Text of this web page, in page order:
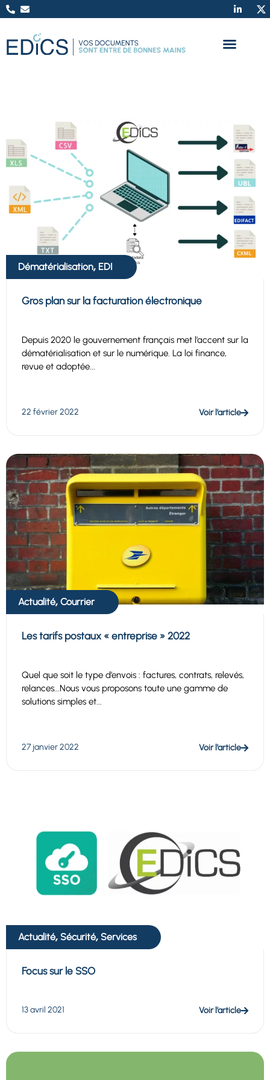
Dématérialisation, EDI
Gros plan sur la facturation électronique
Depuis 2020 le gouvernement français met l’accent sur la
dématérialisation et sur le numérique. La loi finance,
revue et adoptée...
22 février 2022 Voir l’article
Actualité, Courrier
Les tarifs postaux « entreprise » 2022
Quel que soit le type d’envois : factures, contrats, relevés,
relances...Nous vous proposons toute une gamme de
solutions simples et...
27 janvier 2022 Voir l’article
Actualité, Sécurité, Services
Focus sur le SSO
13 avril 2021 Voir l’article